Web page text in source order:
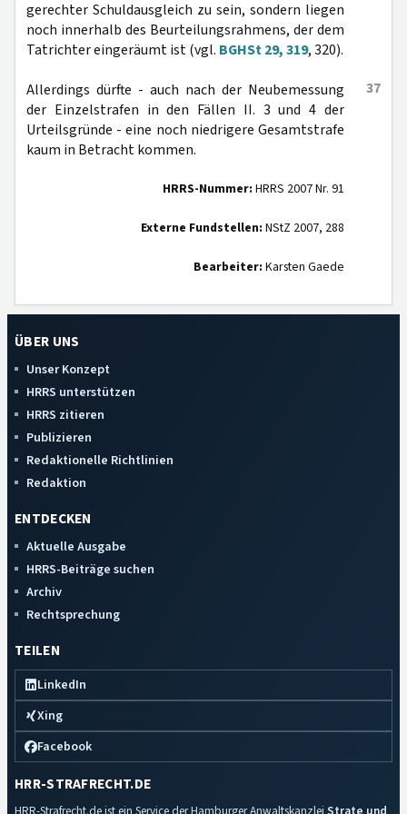
gerechter Schuldausgleich zu sein, sondern liegen
noch innerhalb des Beurteilungsrahmens, der dem
Tatrichter eingeräumt ist (vgl. BGHSt 29, 319, 320).
37
Allerdings dürfte - auch nach der Neubemessung
der Einzelstrafen in den Fällen II. 3 und 4 der
Urteilsgründe - eine noch niedrigere Gesamtstrafe
kaum in Betracht kommen.
HRRS-Nummer: HRRS 2007 Nr. 91
Externe Fundstellen: NStZ 2007, 288
Bearbeiter: Karsten Gaede
ÜBER UNS
Unser Konzept
HRRS unterstützen
HRRS zitieren
Publizieren
Redaktionelle Richtlinien
Redaktion
ENTDECKEN
Aktuelle Ausgabe
HRRS-Beiträge suchen
Archiv
Rechtsprechung
TEILEN
LinkedIn
Xing
Facebook
HRR-STRAFRECHT.DE